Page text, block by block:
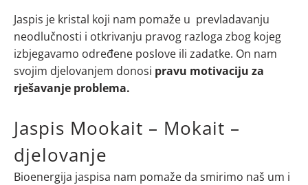
Jaspis je kristal koji nam pomaže u prevladavanju
neodlučnosti i otkrivanju pravog razloga zbog kojeg
izbjegavamo određene poslove ili zadatke. On nam
svojim djelovanjem donosi pravu motivaciju za
rješavanje problema.
Jaspis Mookait – Mokait –
djelovanje
Bioenergija jaspisa nam pomaže da smirimo naš um i